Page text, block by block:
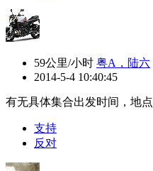
59公里/小时 粤A，陆六
2014-5-4 10:40:45
有无具体集合出发时间，地点
支持
反对